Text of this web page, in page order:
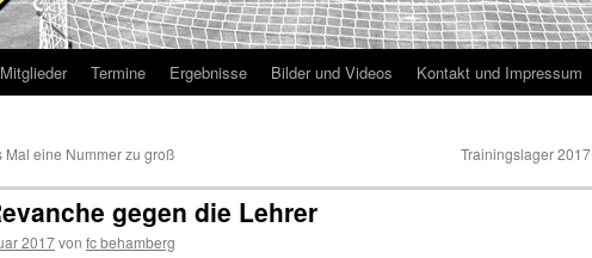
Mitglieder Termine Ergebnisse Bilder und Videos Kontakt und Impressum
eine Nummer zu groß Trainingslager 2017
gegen die Lehrer
2017von fc behamberg